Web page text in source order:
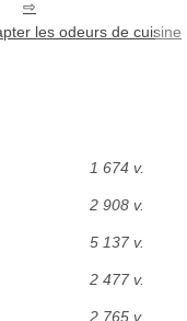
les odeurs de cuisine
1 674 v.
2 908 v.
5 137 v.
2 477 v.
2 765 v.